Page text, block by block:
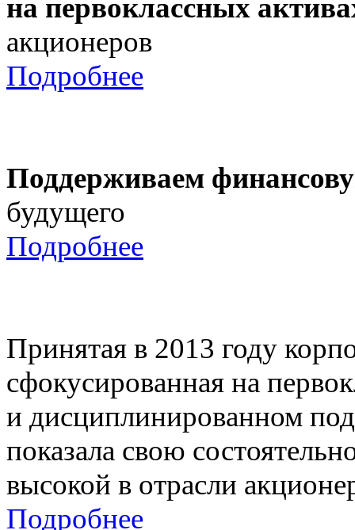
на первоклассных
акционеров
Подробнее
Поддерживаем
будущего
Подробнее
Принятая в 2013 году
сфокусированная на
и дисциплинированном
показала свою
высокой в отрасли
Подробнее